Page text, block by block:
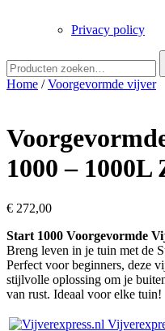
Privacy policy
naar:
Home /Voorgevormde vijver
1000 –
€ 272,00
Start 1000 Voorgevormde
Breng leven in je tuin met de
Perfect voor beginners, deze
stijlvolle oplossing om je
van rust. Ideaal voor elke tuin!